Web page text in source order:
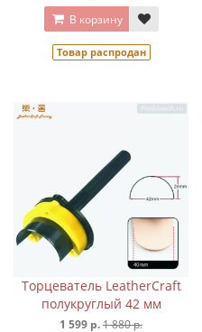
В корзину
Товар распродан
Торцеватель LeatherCraft
полукруглый 42 мм
1 599 р.1 880 р.